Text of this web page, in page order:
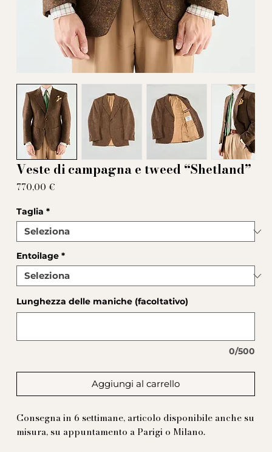
Veste di campagna e tweed “Shetland”
770,00 €
Taglia *
Entoilage *
Lunghezza delle maniche (facoltativo)
0/500
Aggiungi al carrello
Consegna in 6 settimane, articolo disponibile anche su
misura, su appuntamento a Parigi o Milano.